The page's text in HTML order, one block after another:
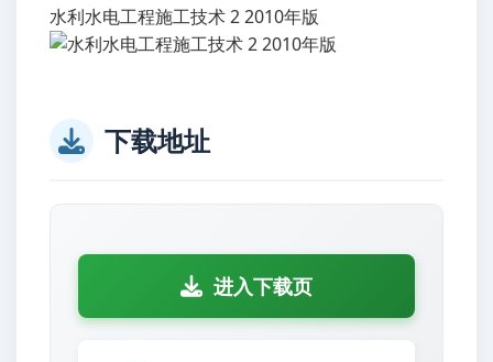
水利水电工程施工技术 2 2010年版
下载地址
进入下载页